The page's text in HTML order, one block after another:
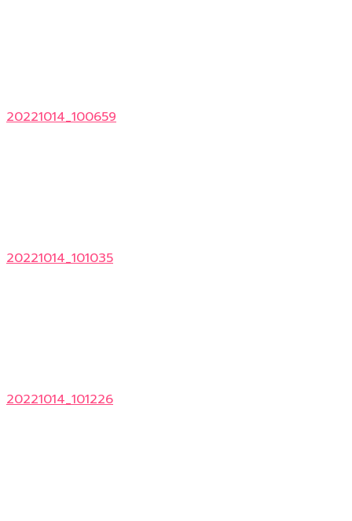
20221014_100659
20221014_101035
20221014_101226